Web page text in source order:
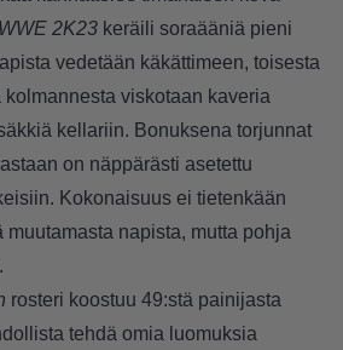
WWE 2K23 keräili soraääniä pieni
vedetään käkättimeen, toisesta
viskotaan kaveria
kellariin. Bonuksena torjunnat
on näppärästi asetettu
Kokonaisuus ei tietenkään
muutamasta napista, mutta pohja
rosteri koostuu 49:stä painijasta
tehdä omia luomuksia